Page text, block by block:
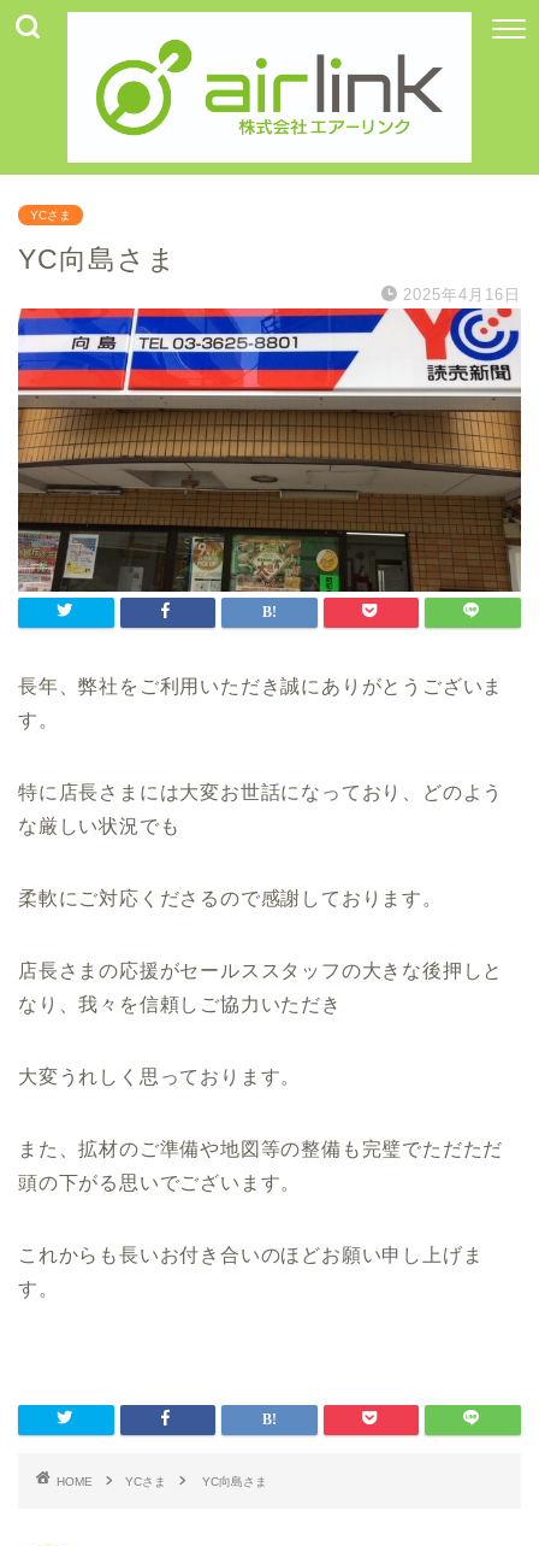
YCさま
YC向島さま
2025年4月16日
長年、弊社をご利用いただき誠にありがとうございま
す。
特に店長さまには大変お世話になっており、どのよう
な厳しい状況でも
柔軟にご対応くださるので感謝しております。
店長さまの応援がセールススタッフの大きな後押しと
なり、我々を信頼しご協力いただき
大変うれしく思っております。
また、拡材のご準備や地図等の整備も完璧でただただ
頭の下がる思いでございます。
これからも長いお付き合いのほどお願い申し上げま
す。
HOME YCさま YC向島さま